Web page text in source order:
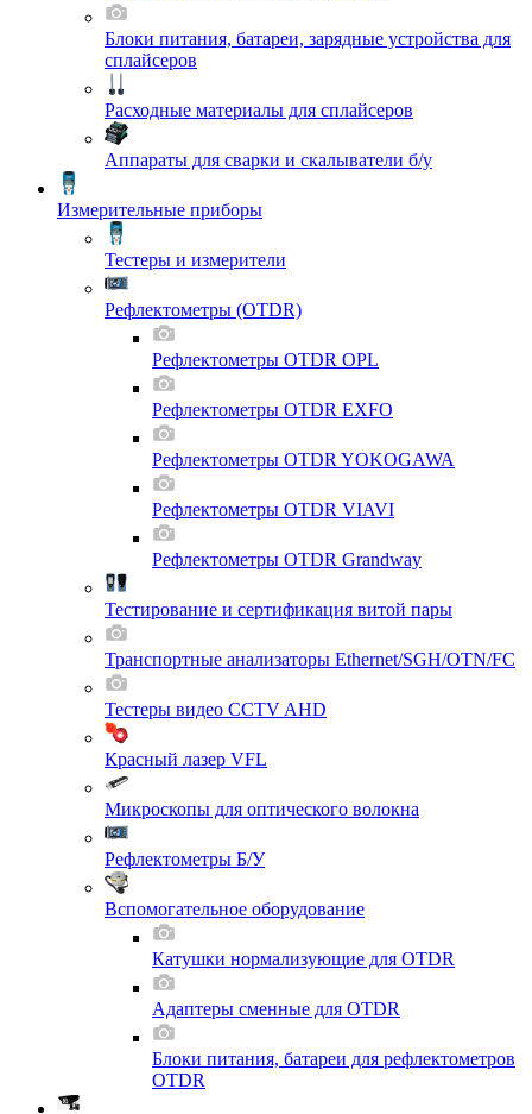
Блоки питания, батареи, зарядные устройства для
сплайсеров
Расходные материалы для сплайсеров
Аппараты для сварки и скалыватели б/у
Измерительные приборы
Тестеры и измерители
Рефлектометры (OTDR)
Рефлектометры OTDR OPL
Рефлектометры OTDR EXFO
Рефлектометры OTDR YOKOGAWA
Рефлектометры OTDR VIAVI
Рефлектометры OTDR Grandway
Тестирование и сертификация витой пары
Транспортные анализаторы Ethernet/SGH/OTN/FC
Тестеры видео CCTV AHD
Красный лазер VFL
Микроскопы для оптического волокна
Рефлектометры Б/У
Вспомогательное оборудование
Катушки нормализующие для OTDR
Адаптеры сменные для OTDR
Блоки питания, батареи для рефлектометров
OTDR